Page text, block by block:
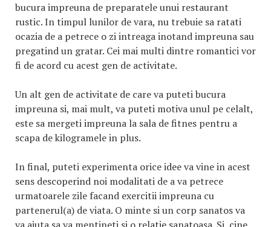
bucura impreuna de preparatele unui restaurant
rustic. In timpul lunilor de vara, nu trebuie sa ratati
ocazia de a petrece o zi intreaga inotand impreuna sau
pregatind un gratar. Cei mai multi dintre romantici vor
fi de acord cu acest gen de activitate.
Un alt gen de activitate de care va puteti bucura
impreuna si, mai mult, va puteti motiva unul pe celalt,
este sa mergeti impreuna la sala de fitnes pentru a
scapa de kilogramele in plus.
In final, puteti experimenta orice idee va vine in acest
sens descoperind noi modalitati de a va petrece
urmatoarele zile facand exercitii impreuna cu
partenerul(a) de viata. O minte si un corp sanatos va